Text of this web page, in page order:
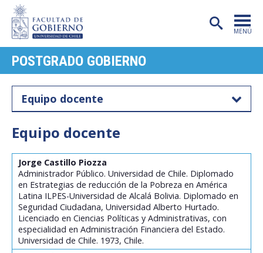
MENÚ
PORTADA
FACULTAD
CARRERAS
POSTGRADO
INVESTIGACIÓN
EXTENSIÓN
PUBLICACIONES
CENTROS
POSTGRADO GOBIERNO
Equipo docente
Equipo docente
Jorge Castillo Piozza
Administrador Público. Universidad de Chile. Diplomado
en Estrategias de reducción de la Pobreza en América
Latina ILPES-Universidad de Alcalá Bolivia. Diplomado en
Seguridad Ciudadana, Universidad Alberto Hurtado.
Licenciado en Ciencias Políticas y Administrativas, con
especialidad en Administración Financiera del Estado.
Universidad de Chile. 1973, Chile.